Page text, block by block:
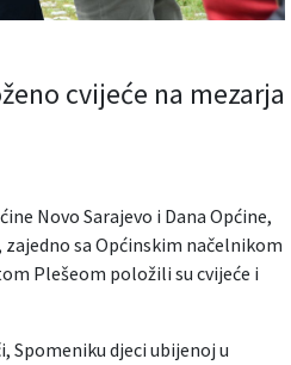
cvijeće na mezarja
Novo Sarajevo i Dana Općine,
sa Općinskim načelnikom
Plešeom položili su cvijeće i
Spomeniku djeci ubijenoj u